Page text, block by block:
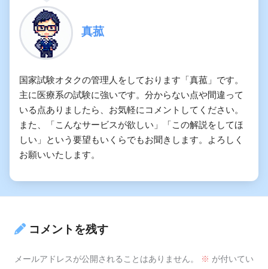
真菰
国家試験オタクの管理人をしております「真菰」です。
主に医療系の試験に強いです。分からない点や間違って
いる点ありましたら、お気軽にコメントしてください。
また、「こんなサービスが欲しい」「この解説をしてほ
しい」という要望もいくらでもお聞きします。よろしく
お願いいたします。
コメントを残す
メールアドレスが公開されることはありません。 ※ が付いてい